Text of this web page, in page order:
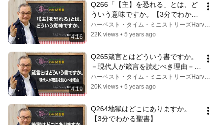
4:16
Q266「【主】を恐れる」とは、ど
ういう意味ですか。【3分でわかる
聖書】
ハーベスト・タイム・ミニストリーズHarvest Time Ministries
22K views • 5 years ago
4:19
Q265箴言とはどういう書ですか。
－現代人が箴言を読むべき理由－
【3分でわかる聖書】
ハーベスト・タイム・ミニストリーズHarvest Time Ministries
20K views • 5 years ago
Q264地獄はどこにありますか。
【3分でわかる聖書】